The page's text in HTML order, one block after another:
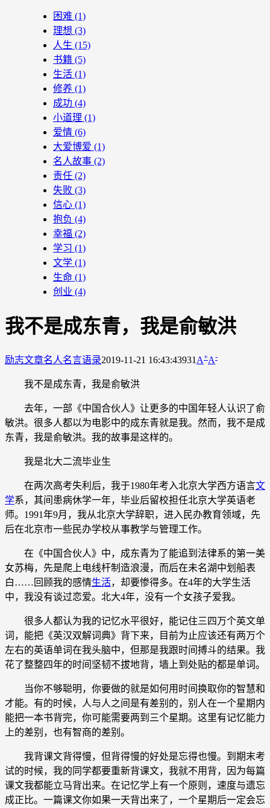
困难 (1)
理想 (3)
人生 (15)
书籍 (5)
生活 (1)
修养 (1)
成功 (4)
小道理 (1)
爱情 (6)
大爱博爱 (1)
名人故事 (2)
责任 (2)
失败 (3)
信心 (1)
抱负 (4)
幸福 (2)
学习 (1)
文学 (1)
生命 (1)
创业 (4)
我不是成东青，我是俞敏洪
励志文章名人名言语录2019-11-21 16:43:43931 A+A-
我不是成东青，我是俞敏洪
去年，一部《中国合伙人》让更多的中国年轻人认识了俞
敏洪。很多人都以为电影中的成东青就是我。然而，我不是成
东青，我是俞敏洪。我的故事是这样的。
我是北大二流毕业生
在两次高考失利后，我于1980年考入北京大学西方语言文
学系，其间患病休学一年，毕业后留校担任北京大学英语老
师。1991年9月，我从北京大学辞职，进入民办教育领域，先
后在北京市一些民办学校从事教学与管理工作。
在《中国合伙人》中，成东青为了能追到法律系的第一美
女苏梅，先是爬上电线杆制造浪漫，而后在未名湖中划船表
白……回顾我的感情生活，却要惨得多。在4年的大学生活
中，我没有谈过恋爱。北大4年，没有一个女孩子爱我。
很多人都认为我的记忆水平很好，能记住三四万个英文单
词，能把《英汉双解词典》背下来，目前为止应该还有两万个
左右的英语单词在我头脑中，但那是我跟时间搏斗的结果。我
花了整整四年的时间坚韧不拔地背，墙上到处贴的都是单词。
当你不够聪明，你要做的就是如何用时间换取你的智慧和
才能。有的时候，人与人之间是有差别的，别人在一个星期内
能把一本书背完，你可能需要两到三个星期。这里有记忆能力
上的差别，也有智商的差别。
我背课文背得慢，但背得慢的好处是忘得也慢。到期末考
试的时候，我的同学都要重新背课文，我就不用背，因为每篇
课文我都能立马背出来。在记忆学上有一个原则，速度与遗忘
成正比。一篇课文你如果一天背出来了，一个星期后一定会忘